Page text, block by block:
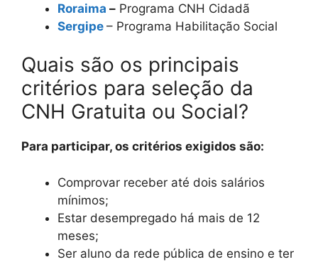
Roraima – Programa CNH Cidadã
Sergipe – Programa Habilitação Social
Quais são os principais
critérios para seleção da
CNH Gratuita ou Social?
Para participar, os critérios exigidos são:
Comprovar receber até dois salários
mínimos;
Estar desempregado há mais de 12
meses;
Ser aluno da rede pública de ensino e ter